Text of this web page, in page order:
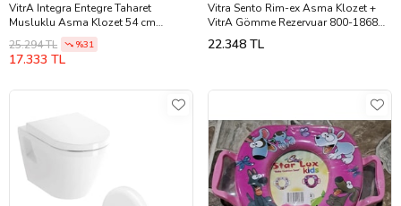
VitrA Integra Entegre Taharet
Musluklu Asma Klozet 54 cm
7041B003-1584
25.294 TL %31
17.333 TL
Vitra Sento Rim-ex Asma Klozet +
VitrA Gömme Rezervuar 800-1868
(Beyaz)
22.348 TL